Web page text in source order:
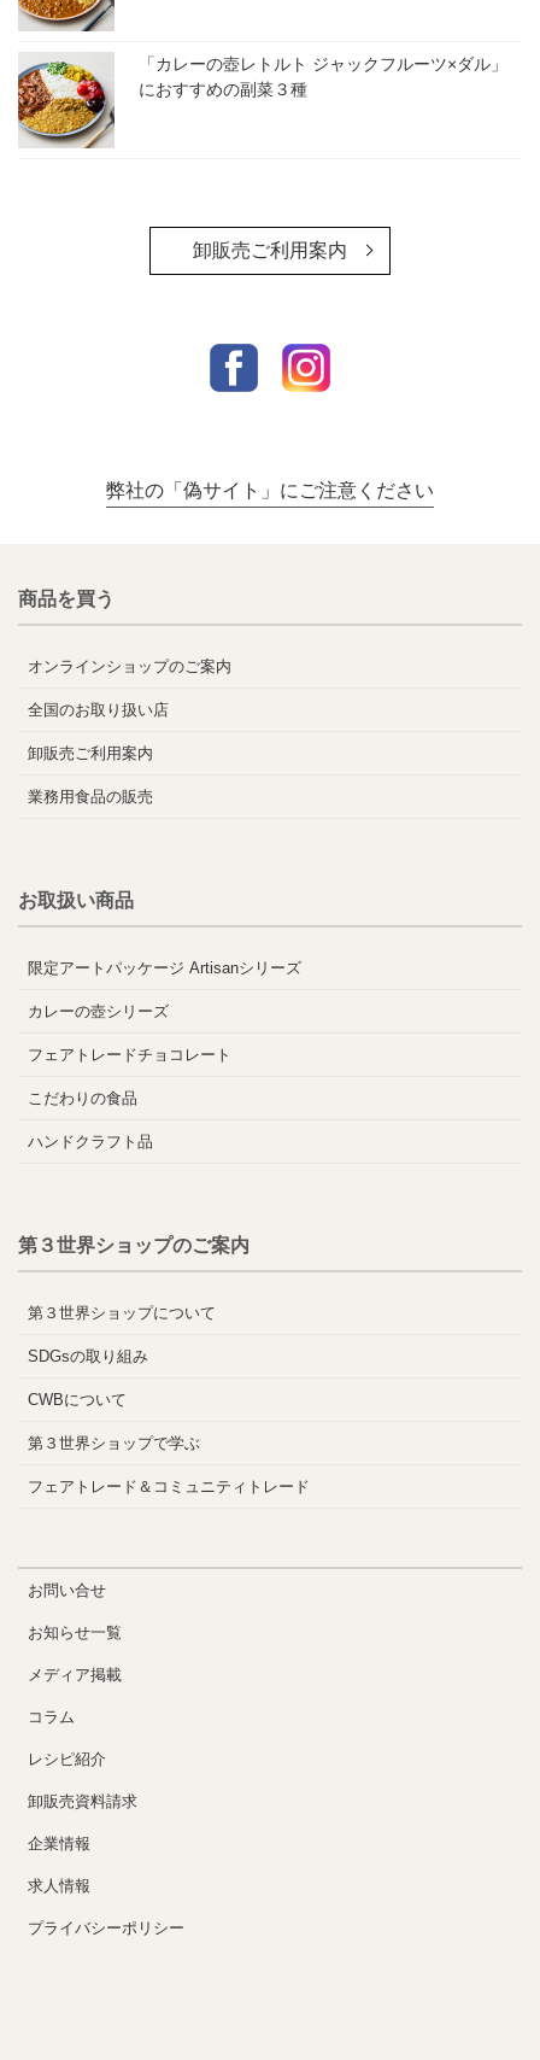
「カレーの壺レトルト ジャックフルーツ×ダル」
におすすめの副菜３種
卸販売ご利用案内
弊社の「偽サイト」にご注意ください
商品を買う
オンラインショップのご案内
全国のお取り扱い店
卸販売ご利用案内
業務用食品の販売
お取扱い商品
限定アートパッケージ Artisanシリーズ
カレーの壺シリーズ
フェアトレードチョコレート
こだわりの食品
ハンドクラフト品
第３世界ショップのご案内
第３世界ショップについて
SDGsの取り組み
CWBについて
第３世界ショップで学ぶ
フェアトレード＆コミュニティトレード
お問い合せ
お知らせ一覧
メディア掲載
コラム
レシピ紹介
卸販売資料請求
企業情報
求人情報
プライバシーポリシー